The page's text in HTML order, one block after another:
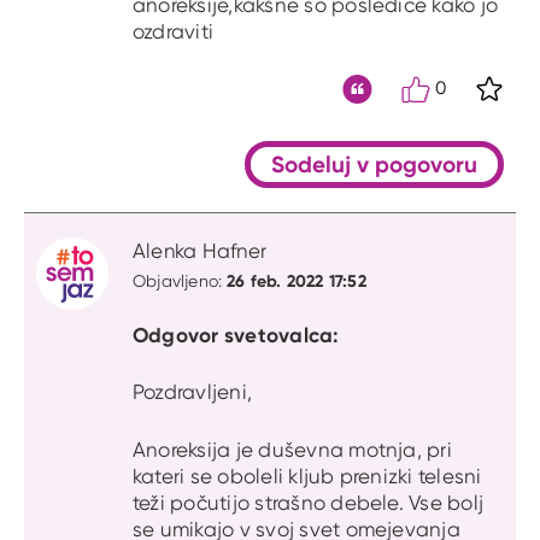
ozdraviti
0
Sodeluj v pogovoru
Alenka Hafner
Objavljeno:26 feb. 2022 17:52
Odgovor svetovalca:
Pozdravljeni,
Anoreksija je duševna motnja, pri
kateri se oboleli kljub prenizki telesni
teži počutijo strašno debele. Vse bolj
se umikajo v svoj svet omejevanja